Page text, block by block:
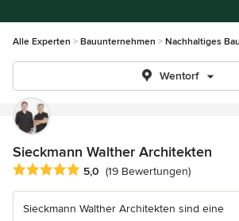
Alle Experten Bauunternehmen Nachhaltiges
Wentorf
Sieckmann Walther Architekten
Durchschnittliche Bewertung: 5 von 5
5,0 (19 Bewertungen)
Sieckmann Walther Architekten sind eine